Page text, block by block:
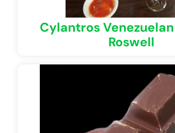
Cylantros
Roswell